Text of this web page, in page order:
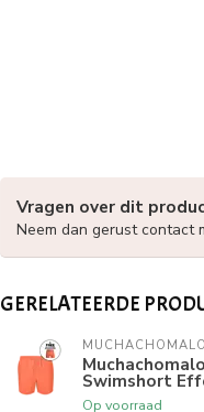
Vragen over dit
Neem dan gerust contact
GERELATEERDE
MUCHACHOMALO
Swimshort
Op voorraad